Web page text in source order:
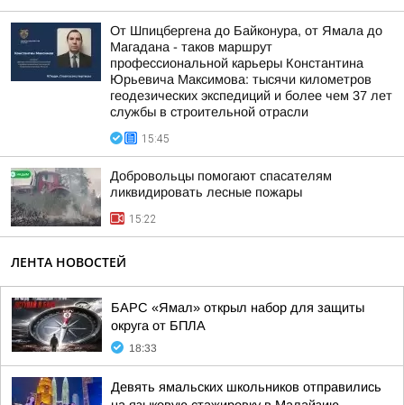
От Шпицбергена до Байконура, от Ямала до
Магадана - таков маршрут
профессиональной карьеры Константина
Юрьевича Максимова: тысячи километров
геодезических экспедиций и более чем 37 лет
службы в строительной отрасли
15:45
Добровольцы помогают спасателям
ликвидировать лесные пожары
15:22
ЛЕНТА НОВОСТЕЙ
БАРС «Ямал» открыл набор для защиты
округа от БПЛА
18:33
Девять ямальских школьников отправились